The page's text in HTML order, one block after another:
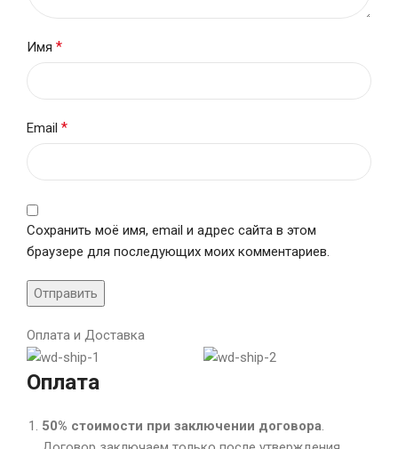
Имя *
Email *
Сохранить моё имя, email и адрес сайта в этом
браузере для последующих моих комментариев.
Оплата и Доставка
Оплата
50% стоимости при заключении договора.